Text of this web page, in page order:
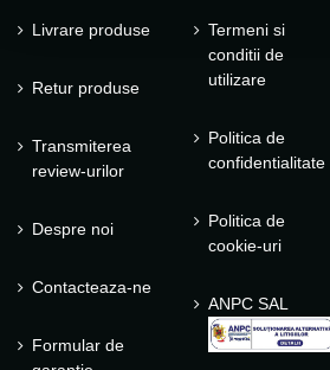
Livrare produse
Retur produse
Transmiterea
review-urilor
Despre noi
Contacteaza-ne
Formular de
Termeni si
conditii de
utilizare
Politica de
confidentialitate
Politica de
cookie-uri
ANPC SAL